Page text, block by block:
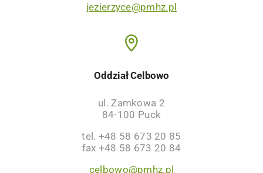
jezierzyce@pmhz.pl
Oddział Celbowo
ul. Zamkowa 2
84-100 Puck
tel. +48 58 673 20 85
fax +48 58 673 20 84
celbowo@pmhz.pl